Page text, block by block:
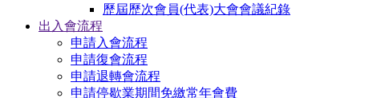
歷屆歷次會員(代表)大會會議紀錄
出入會流程
申請入會流程
申請復會流程
申請退轉會流程
申請停歇業期間免繳常年會費